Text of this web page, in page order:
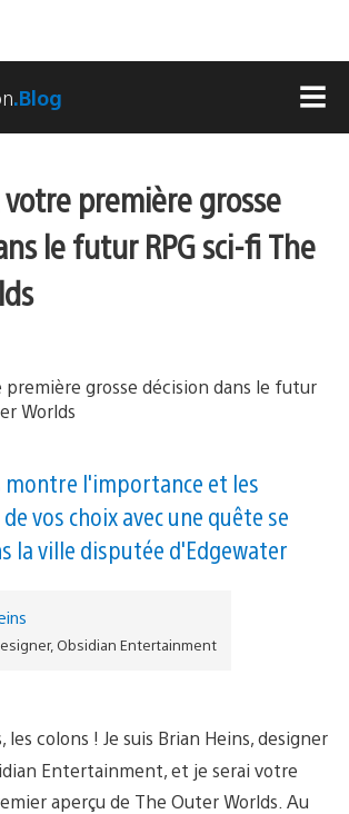
.Blog
première grosse
le futur RPG sci-fi The
montre l'importance et les
vos choix avec une quête se
la ville disputée d'Edgewater
Obsidian Entertainment
les colons ! Je suis Brian Heins, designer
Entertainment, et je serai votre
aperçu de The Outer Worlds. Au